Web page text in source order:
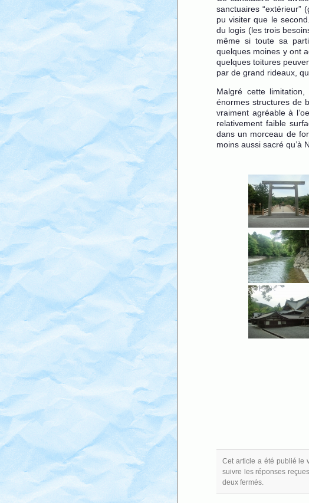
sanctuaires “extérieur”
pu visiter que le
du logis (les trois
même si toute sa
quelques moines y ont
quelques toitures
par de grand rideaux,
Malgré cette
énormes structures de
vraiment agréable à
relativement faible
dans un morceau de
moins aussi sacré qu’à
Cet article a été publié le
suivre les réponses
deux fermés.